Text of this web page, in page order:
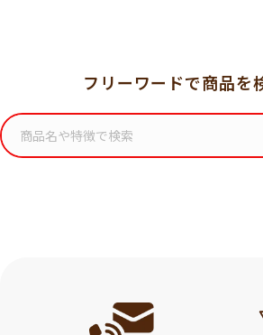
フリーワードで商品を